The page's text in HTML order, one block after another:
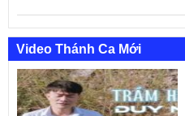
Video Thánh Ca Mới